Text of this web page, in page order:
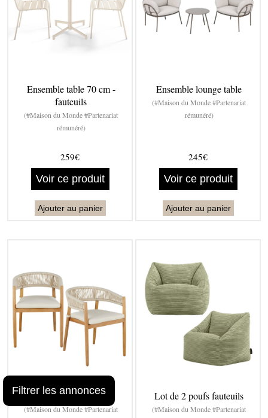
Ensemble table 70 cm -
fauteuils
(#Maison du Monde #Partenariat
rémunéré)
259€
Voir ce produit
Ajouter au panier
Ensemble lounge table
(#Maison du Monde #Partenariat
rémunéré)
245€
Voir ce produit
Ajouter au panier
fauteuils à dîner de
(#Maison du Monde #Partenariat
Lot de 2 poufs fauteuils
(#Maison du Monde #Partenariat
Filtrer les annonces